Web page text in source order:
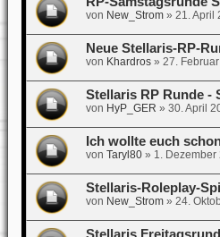
von New_Strom» 21. April
Neue Stellaris-RP-
von Khardros» 27.
Stellaris RP Runde -
von HyP_GER » 30. April
Ich wollte euch
von Taryl80» 1. Dezember
Stellaris-Roleplay-
von New_Strom» 24.